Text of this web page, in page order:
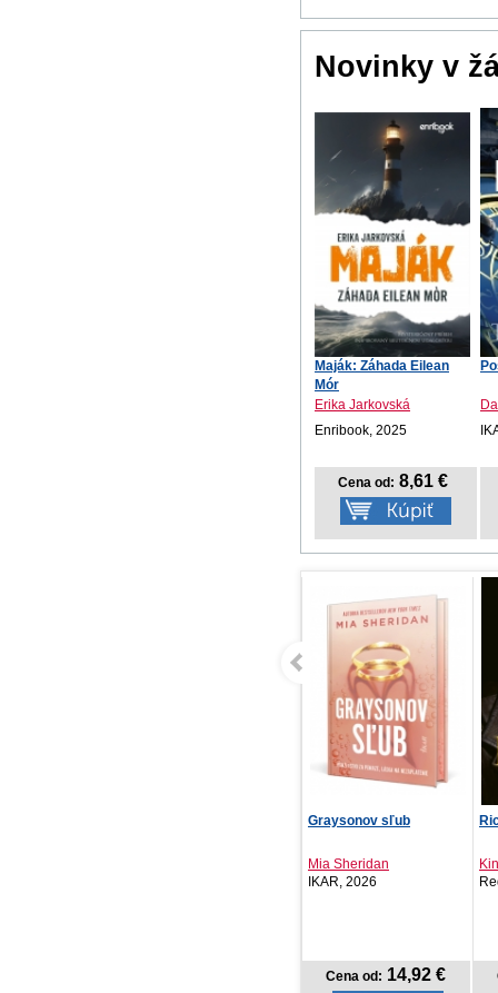
Novinky v
Maják: Záhada Eilean
Mór
Erika Jarkovská
Enribook, 2025
Cena od: 8,61 €
Graysonov sľub
Mia Sheridan
IKAR, 2026
Cena od: 14,92 €